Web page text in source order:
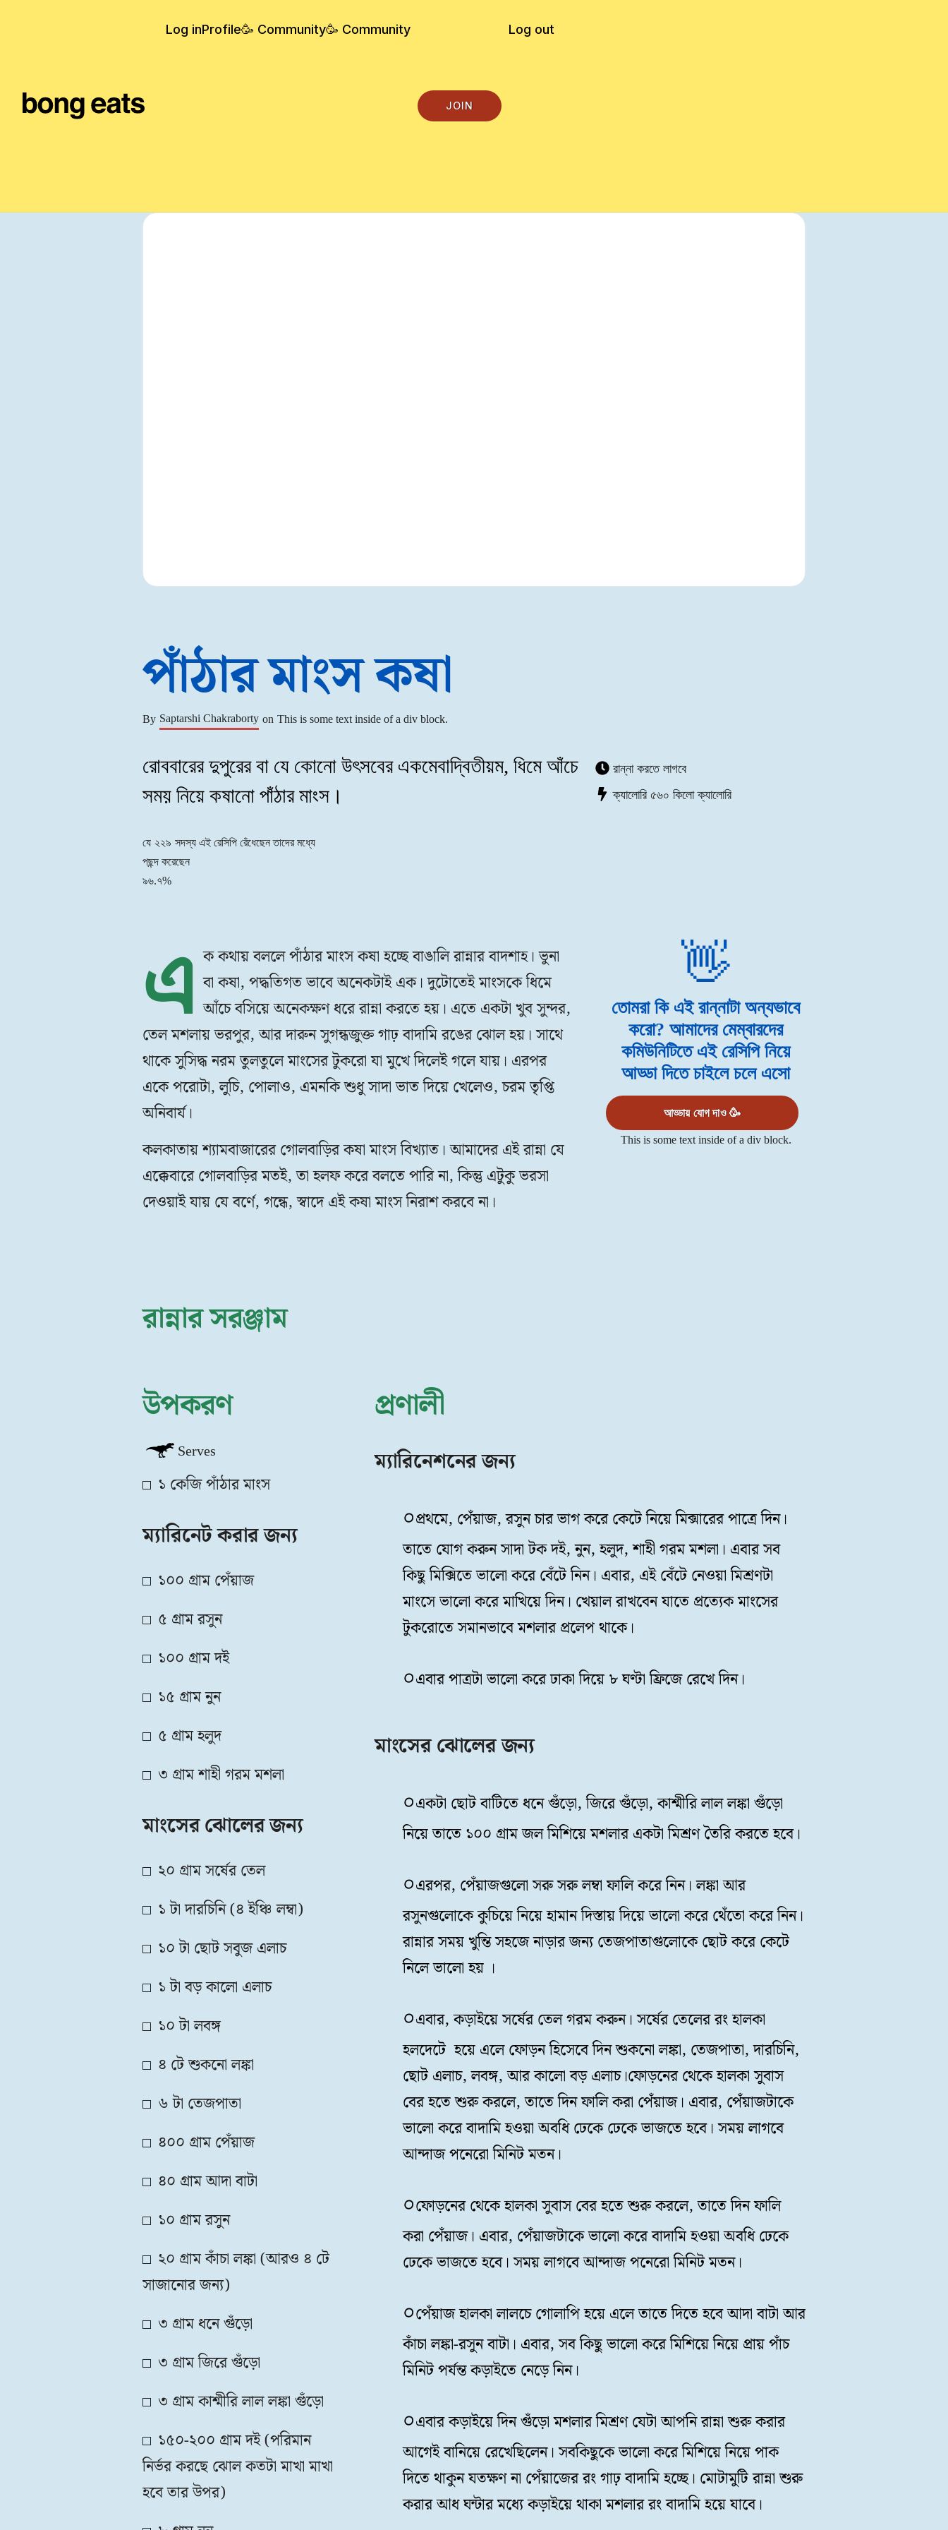
Log inProfile🥳 Community🥳 Community
JOIN
Log out
পাঁঠার মাংস কষা
By Saptarshi Chakraborty on This is some text inside of a div block.
রোববারের দুপুরের বা যে কোনো উৎসবের একমেবাদ্বিতীয়ম, ধিমে আঁচে
সময় নিয়ে কষানো পাঁঠার মাংস।
রান্না করতে লাগবে
ক্যালোরি ৫৬০ কিলো ক্যালোরি
যে ২২৯ সদস্য এই রেসিপি রেঁধেছেন তাদের মধ্যে
পছন্দ করেছেন
৯৬.৭%
এ ক কথায় বললে পাঁঠার মাংস কষা হচ্ছে বাঙালি রান্নার বাদশাহ। ভুনা
বা কষা, পদ্ধতিগত ভাবে অনেকটাই এক। দুটোতেই মাংসকে ধিমে
আঁচে বসিয়ে অনেকক্ষণ ধরে রান্না করতে হয়। এতে একটা খুব সুন্দর,
তেল মশলায় ভরপুর, আর দারুন সুগন্ধজুক্ত গাঢ় বাদামি রঙের ঝোল হয়। সাথে
থাকে সুসিদ্ধ নরম তুলতুলে মাংসের টুকরো যা মুখে দিলেই গলে যায়। এরপর
একে পরোটা, লুচি, পোলাও, এমনকি শুধু সাদা ভাত দিয়ে খেলেও, চরম তৃপ্তি
অনিবার্য।
কলকাতায় শ্যামবাজারের গোলবাড়ির কষা মাংস বিখ্যাত। আমাদের এই রান্না যে
এক্কেবারে গোলবাড়ির মতই, তা হলফ করে বলতে পারি না, কিন্তু এটুকু ভরসা
দেওয়াই যায় যে বর্ণে, গন্ধে, স্বাদে এই কষা মাংস নিরাশ করবে না।
তোমরা কি এই রান্নাটা অন্যভাবে
করো? আমাদের মেম্বারদের
কমিউনিটিতে এই রেসিপি নিয়ে
আড্ডা দিতে চাইলে চলে এসো
আড্ডায় যোগ দাও 🥳
This is some text inside of a div block.
রান্নার সরঞ্জাম
উপকরণ
Serves
১ কেজি পাঁঠার মাংস
ম্যারিনেট করার জন্য
১০০ গ্রাম পেঁয়াজ
৫ গ্রাম রসুন
১০০ গ্রাম দই
১৫ গ্রাম নুন
৫ গ্রাম হলুদ
৩ গ্রাম শাহী গরম মশলা
মাংসের ঝোলের জন্য
২০ গ্রাম সর্ষের তেল
১ টা দারচিনি (৪ ইঞ্চি লম্বা)
১০ টা ছোট সবুজ এলাচ
১ টা বড় কালো এলাচ
১০ টা লবঙ্গ
৪ টে শুকনো লঙ্কা
৬ টা তেজপাতা
৪০০ গ্রাম পেঁয়াজ
৪০ গ্রাম আদা বাটা
১০ গ্রাম রসুন
২০ গ্রাম কাঁচা লঙ্কা (আরও ৪ টে
সাজানোর জন্য)
৩ গ্রাম ধনে গুঁড়ো
৩ গ্রাম জিরে গুঁড়ো
৩ গ্রাম কাশ্মীরি লাল লঙ্কা গুঁড়ো
১৫০-২০০ গ্রাম দই (পরিমান
নির্ভর করছে ঝোল কতটা মাখা মাখা
হবে তার উপর)
প্রণালী
ম্যারিনেশনের জন্য
প্রথমে, পেঁয়াজ, রসুন চার ভাগ করে কেটে নিয়ে মিক্সারের পাত্রে দিন।
তাতে যোগ করুন সাদা টক দই, নুন, হলুদ, শাহী গরম মশলা। এবার সব
কিছু মিক্সিতে ভালো করে বেঁটে নিন। এবার, এই বেঁটে নেওয়া মিশ্রণটা
মাংসে ভালো করে মাখিয়ে দিন। খেয়াল রাখবেন যাতে প্রত্যেক মাংসের
টুকরোতে সমানভাবে মশলার প্রলেপ থাকে।
এবার পাত্রটা ভালো করে ঢাকা দিয়ে ৮ ঘণ্টা ফ্রিজে রেখে দিন।
মাংসের ঝোলের জন্য
একটা ছোট বাটিতে ধনে গুঁড়ো, জিরে গুঁড়ো, কাশ্মীরি লাল লঙ্কা গুঁড়ো
নিয়ে তাতে ১০০ গ্রাম জল মিশিয়ে মশলার একটা মিশ্রণ তৈরি করতে হবে।
এরপর, পেঁয়াজগুলো সরু সরু লম্বা ফালি করে নিন। লঙ্কা আর
রসুনগুলোকে কুচিয়ে নিয়ে হামান দিস্তায় দিয়ে ভালো করে থেঁতো করে নিন।
রান্নার সময় খুন্তি সহজে নাড়ার জন্য তেজপাতাগুলোকে ছোট করে কেটে
নিলে ভালো হয় ।
এবার, কড়াইয়ে সর্ষের তেল গরম করুন। সর্ষের তেলের রং হালকা
হলদেটে হয়ে এলে ফোড়ন হিসেবে দিন শুকনো লঙ্কা, তেজপাতা, দারচিনি,
ছোট এলাচ, লবঙ্গ, আর কালো বড় এলাচ।ফোড়নের থেকে হালকা সুবাস
বের হতে শুরু করলে, তাতে দিন ফালি করা পেঁয়াজ। এবার, পেঁয়াজটাকে
ভালো করে বাদামি হওয়া অবধি ঢেকে ঢেকে ভাজতে হবে। সময় লাগবে
আন্দাজ পনেরো মিনিট মতন।
ফোড়নের থেকে হালকা সুবাস বের হতে শুরু করলে, তাতে দিন ফালি
করা পেঁয়াজ। এবার, পেঁয়াজটাকে ভালো করে বাদামি হওয়া অবধি ঢেকে
ঢেকে ভাজতে হবে। সময় লাগবে আন্দাজ পনেরো মিনিট মতন।
পেঁয়াজ হালকা লালচে গোলাপি হয়ে এলে তাতে দিতে হবে আদা বাটা আর
কাঁচা লঙ্কা-রসুন বাটা। এবার, সব কিছু ভালো করে মিশিয়ে নিয়ে প্রায় পাঁচ
মিনিট পর্যন্ত কড়াইতে নেড়ে নিন।
এবার কড়াইয়ে দিন গুঁড়ো মশলার মিশ্রণ যেটা আপনি রান্না শুরু করার
আগেই বানিয়ে রেখেছিলেন। সবকিছুকে ভালো করে মিশিয়ে নিয়ে পাক
দিতে থাকুন যতক্ষণ না পেঁয়াজের রং গাঢ় বাদামি হচ্ছে। মোটামুটি রান্না শুরু
করার আধ ঘন্টার মধ্যে কড়াইয়ে থাকা মশলার রং বাদামি হয়ে যাবে।